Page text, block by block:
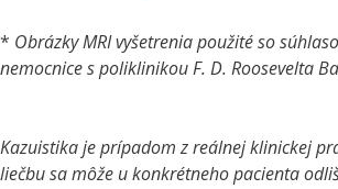
* Obrázky MRI vyšetrenia použité so
nemocnice s poliklinikou F. D. Roosevelta
Kazuistika je prípadom z reálnej klinickej
liečbu sa môže u konkrétneho pacienta